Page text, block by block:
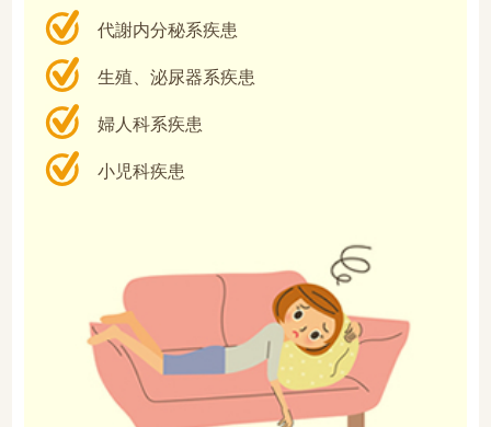
代謝内分秘系疾患
生殖、泌尿器系疾患
婦人科系疾患
小児科疾患